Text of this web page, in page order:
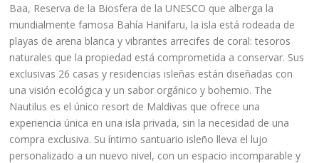
Baa, Reserva de la Biosfera de la UNESCO que alberga la
mundialmente famosa Bahía Hanifaru, la isla está rodeada de
playas de arena blanca y vibrantes arrecifes de coral: tesoros
naturales que la propiedad está comprometida a conservar. Sus
exclusivas 26 casas y residencias isleñas están diseñadas con
una visión ecológica y un sabor orgánico y bohemio. The
Nautilus es el único resort de Maldivas que ofrece una
experiencia única en una isla privada, sin la necesidad de una
compra exclusiva. Su íntimo santuario isleño lleva el lujo
personalizado a un nuevo nivel, con un espacio incomparable y